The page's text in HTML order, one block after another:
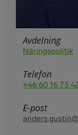
Avdelning
Näringspolitik
Telefon
+46 60 16 73
E-post